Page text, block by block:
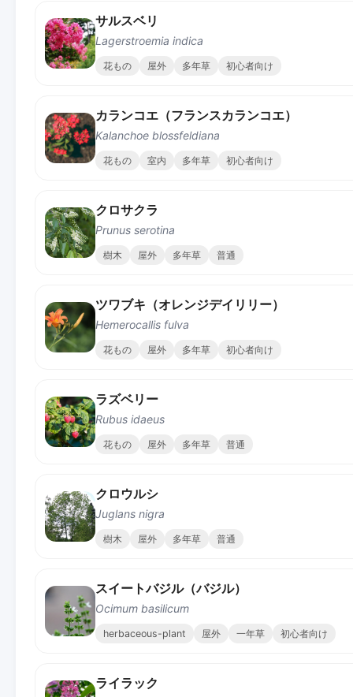
サルスベリ
Lagerstroemia indica
花もの 屋外 多年草 初心者向け
カランコエ（フランスカランコエ）
Kalanchoe blossfeldiana
花もの 室内 多年草 初心者向け
クロサクラ
Prunus serotina
樹木 屋外 多年草 普通
ツワブキ（オレンジデイリリー）
Hemerocallis fulva
花もの 屋外 多年草 初心者向け
ラズベリー
Rubus idaeus
花もの 屋外 多年草 普通
クロウルシ
Juglans nigra
樹木 屋外 多年草 普通
スイートバジル（バジル）
Ocimum basilicum
herbaceous-plant 屋外 一年草 初心者向け
ライラック